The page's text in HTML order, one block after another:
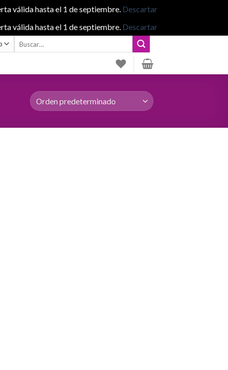
válida hasta el 1 de septiembre. Descartar
válida hasta el 1 de septiembre. Descartar
Buscar